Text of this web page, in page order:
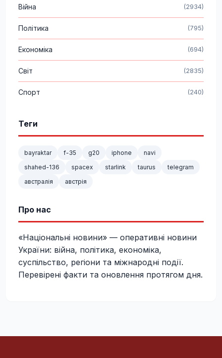
Війна (2934)
Політика (795)
Економіка (694)
Світ (2835)
Спорт (240)
Теги
bayraktar f-35 g20 iphone
navi
shahed-136
spacex starlink taurus
telegram
австралія
австрія
Про нас
«Національні новини» — оперативні новини
України: війна, політика, економіка,
суспільство, регіони та міжнародні події.
Перевірені факти та оновлення протягом дня.